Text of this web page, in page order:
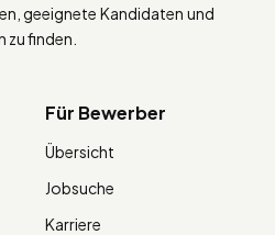
geeignete Kandidaten und
zu finden.
Für Bewerber
Übersicht
Jobsuche
Karriere